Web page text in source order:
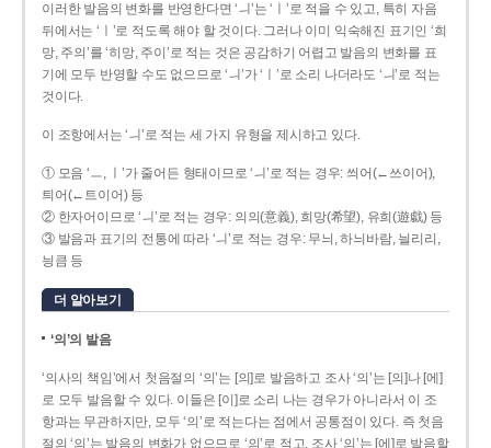
이러한 발음의 변화를 반영한다면 ‘ㅢ’는 ‘ㅣ’로 적을 수 있고, 특히 자음
뒤에서는 ‘ㅣ’로 적도록 해야 할 것이다. 그러나 이미 익숙해진 표기인 ‘희
망, 주의’를 ‘히망, 주이’로 적는 것은 공감하기 어렵고 발음의 변화를 표
기에 모두 반영할 수도 없으므로 ‘ㅢ’가 ‘ㅣ’로 소리 나더라도 ‘ㅢ’로 적는
것이다.
이 조항에서는 ‘ㅢ’로 적는 세 가지 유형을 제시하고 있다.
① 모음 ‘ㅡ, ㅣ’가 줄어든 형태이므로 ‘ㅢ’로 적는 경우: 씌어(←쓰이어),
틔어(←트이어) 등
② 한자어이므로 ‘ㅢ’로 적는 경우: 의의(意義), 희망(希望), 유희(遊戱) 등
③ 발음과 표기의 전통에 따라 ‘ㅢ’로 적는 경우: 무늬, 하늬바람, 늴리리,
닁큼 등
더 알아보기
‘의’의 발음
‘의사의 책임’에서 첫음절의 ‘의’는 [의]로 발음하고 조사 ‘의’는 [의]나 [에]
로 모두 발음할 수 있다. 이들은 [이]로 소리 나는 경우가 아니라서 이 조
항과는 무관하지만, 모두 ‘의’로 적는다는 점에서 공통점이 있다. 즉 첫음
절의 ‘의’는 발음의 변화가 없으므로 ‘의’로 적고, 조사 ‘의’는 [에]로 발음할